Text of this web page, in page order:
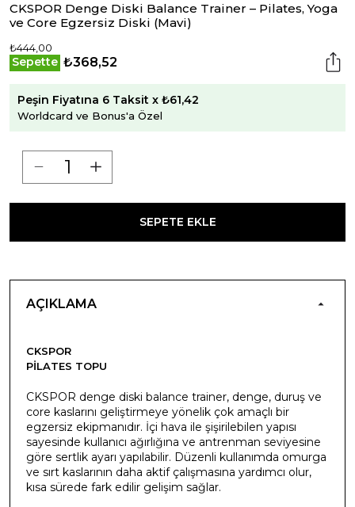
CKSPOR Denge Diski Balance Trainer – Pilates, Yoga
ve Core Egzersiz Diski (Mavi)
₺444,00
Sepette ₺368,52
Peşin Fiyatına 6 Taksit x ₺61,42
Worldcard ve Bonus'a Özel
SEPETE EKLE
AÇIKLAMA
CKSPOR
PILATES TOPU
CKSPOR denge diski balance trainer, denge, duruş ve
core kaslarını geliştirmeye yönelik çok amaçlı bir
egzersiz ekipmanıdır. İçi hava ile şişirilebilen yapısı
sayesinde kullanıcı ağırlığına ve antrenman seviyesine
göre sertlik ayarı yapılabilir. Düzenli kullanımda omurga
ve sırt kaslarının daha aktif çalışmasına yardımcı olur,
kısa sürede fark edilir gelişim sağlar.